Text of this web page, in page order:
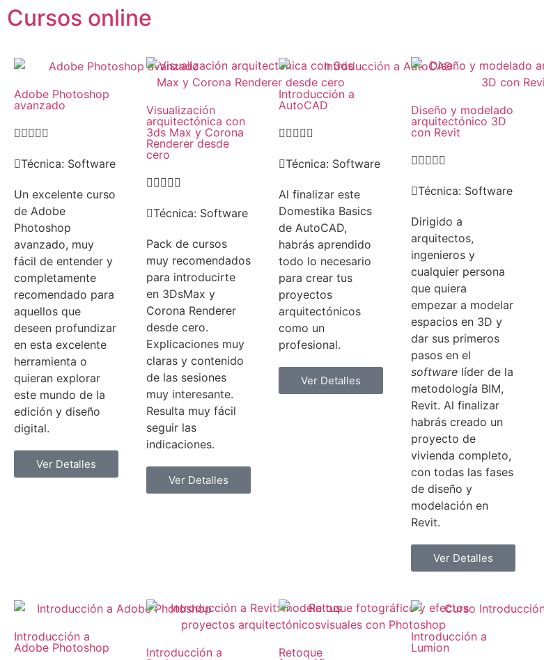
Cursos online
Adobe Photoshop
avanzado

Técnica: Software
Un excelente curso
de Adobe
Photoshop
avanzado, muy
fácil de entender y
completamente
recomendado para
aquellos que
deseen profundizar
en esta excelente
herramienta o
quieran explorar
este mundo de la
edición y diseño
digital.
Ver Detalles
Visualización
arquitectónica con
3ds Max y Corona
Renderer desde
cero

Técnica: Software
Pack de cursos
muy recomendados
para introducirte
en 3DsMax y
Corona Renderer
desde cero.
Explicaciones muy
claras y contenido
de las sesiones
muy interesante.
Resulta muy fácil
seguir las
indicaciones.
Ver Detalles
Introducción a
AutoCAD

Técnica: Software
Al finalizar este
Domestika Basics
de AutoCAD,
habrás aprendido
todo lo necesario
para crear tus
proyectos
arquitectónicos
como un
profesional.
Ver Detalles
Diseño y modelado
arquitectónico 3D
con Revit

Técnica: Software
Dirigido a
arquitectos,
ingenieros y
cualquier persona
que quiera
empezar a modelar
espacios en 3D y
dar sus primeros
pasos en el
softwarelíder de la
metodología BIM,
Revit. Al finalizar
habrás creado un
proyecto de
vivienda completo,
con todas las fases
de diseño y
modelación en
Revit.
Ver Detalles
Introducción a
Adobe Photoshop
Introducción a
Retoque
Introducción a
Lumion